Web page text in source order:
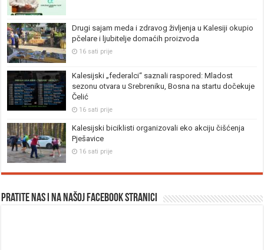
Drugi sajam meda i zdravog življenja u Kalesiji okupio
pčelare i ljubitelje domaćih proizvoda
16 sati prije
Kalesijski „federalci“ saznali raspored: Mladost
sezonu otvara u Srebreniku, Bosna na startu dočekuje
Čelić
16 sati prije
Kalesijski biciklisti organizovali eko akciju čišćenja
Pješavice
16 sati prije
Pratite nas i na našoj facebook stranici